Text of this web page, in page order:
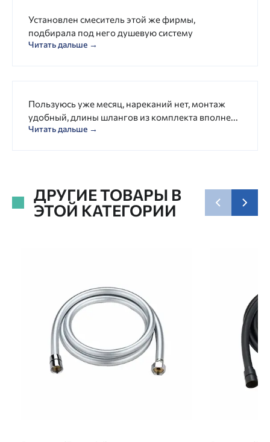
Установлен смеситель этой же фирмы,
подбирала под него душевую систему
Читать дальше →
Пользуюсь уже месяц, нареканий нет, монтаж
удобный, длины шлангов из комплекта вполне...
Читать дальше →
ДРУГИЕ ТОВАРЫ В
ЭТОЙ КАТЕГОРИИ